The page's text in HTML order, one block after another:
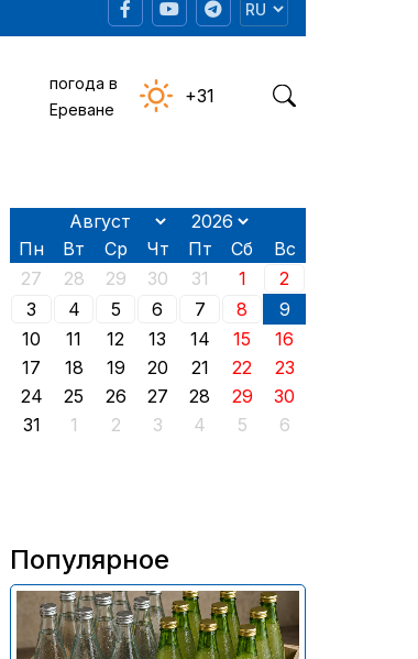
погода в
Ереване
+31
Пн Вт Ср Чт Пт Сб
Вс
27
28 29 30 31 1
2
3
4 5 6 7 8
9
10
11 12 13 14 15
16
17
18 19 20 21 22
23
24
25 26 27 28 29
30
31
1 2 3 4 5 6
Популярное
В России приостановили
продажу более 70 тыс.